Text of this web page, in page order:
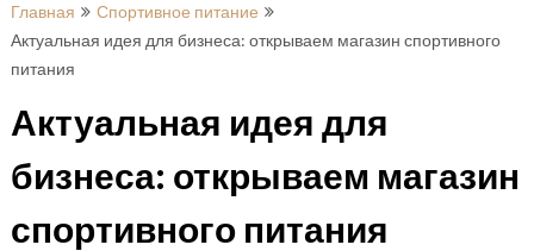
Главная
Спортивное питание
Актуальная идея для бизнеса: открываем магазин спортивного
питания
Актуальная идея для
бизнеса: открываем магазин
спортивного питания